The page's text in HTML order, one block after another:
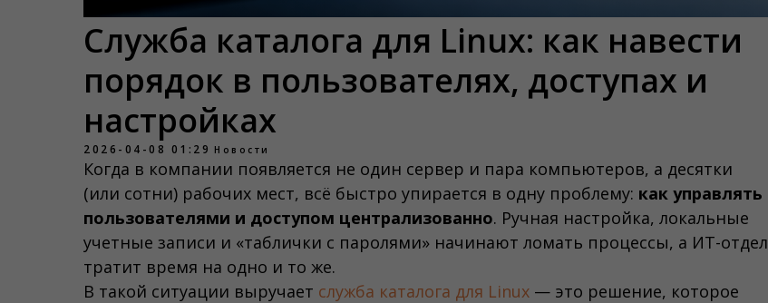
Служба каталога для Linux: как навести
порядок в пользователях, доступах и
настройках
2026-04-08 01:29 Новости
Когда в компании появляется не один сервер и пара компьютеров, а десятки
(или сотни) рабочих мест, всё быстро упирается в одну проблему: как управлять
пользователями и доступом централизованно. Ручная настройка, локальные
учетные записи и «таблички с паролями» начинают ломать процессы, а ИТ-отдел
тратит время на одно и то же.
В такой ситуации выручает cлужба каталога для Linux — это решение, которое